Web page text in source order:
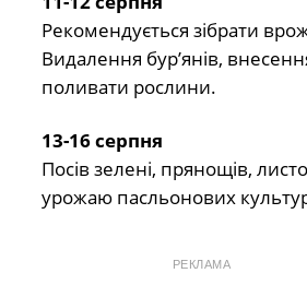
Рекомендується зібрати
Видалення бур’янів,
поливати рослини.
13-16 серпня
Посів зелені, прянощів,
урожаю пасльонових
РЕКЛАМА